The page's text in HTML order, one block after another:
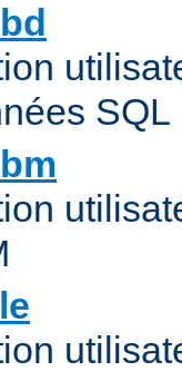
SQL